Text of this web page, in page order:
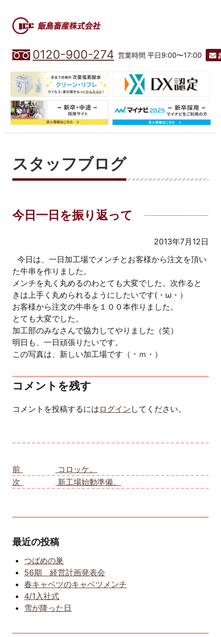
0120-900-274 営業時間 平日9:00〜17:00
スタッフブログ
今日一日を振り返って
2013年7月12日
今日は、一日加工場でメンチとお客様から注文を頂い
た牛串を作りました。
メンチを丸く丸めるのわとても大変でした。次作ると
きは上手く丸められるようにしたいです(・ω・）
お客様から注文の牛串を１００本作りました。
とても大変でした。
加工部のみなさんで協力してやりました（笑）
明日も、一日頑張りたいです。
この写真は、新しい加工場です（・ｍ・）
コメントを残す
コメントを投稿するには ログイン してください。
前
コロッケ。
次
新工場始動準備。
最近の投稿
つばめの巣
56期 経営計画発表会
春キャベツのキャベツメンチ
4/1入社式
雪が降った日